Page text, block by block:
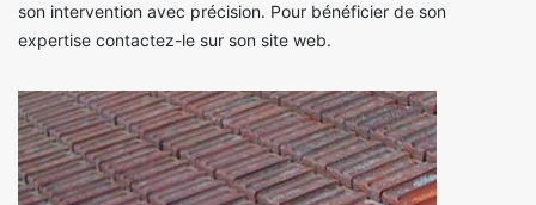
son intervention avec précision. Pour bénéficier de son
expertise contactez-le sur son site web.